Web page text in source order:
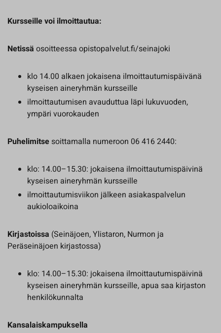
Kursseille voi ilmoittautua:
Netissä osoitteessa opistopalvelut.fi/seinajoki
klo 14.00 alkaen jokaisena ilmoittautumispäivänä
kyseisen aineryhmän kursseille
ilmoittautumisen avauduttua läpi lukuvuoden,
ympäri vuorokauden
Puhelimitse soittamalla numeroon 06 416 2440:
klo: 14.00–15.30: jokaisena ilmoittautumispäivinä
kyseisen aineryhmän kursseille
ilmoittautumisviikon jälkeen asiakaspalvelun
aukioloaikoina
Kirjastoissa (Seinäjoen, Ylistaron, Nurmon ja
Peräseinäjoen kirjastossa)
klo: 14.00–15.30: jokaisena ilmoittautumispäivinä
kyseisen aineryhmän kursseille, apua saa kirjaston
henkilökunnalta
Kansalaiskampuksella